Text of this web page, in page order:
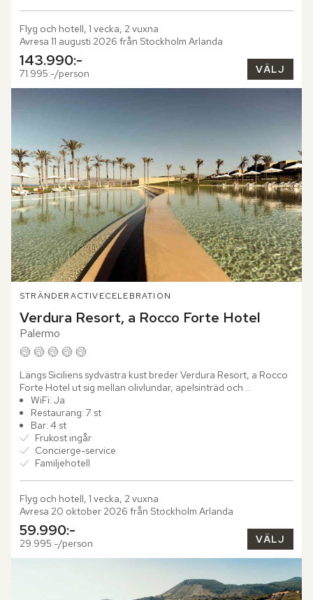
Flyg och hotell, 1 vecka, 2 vuxna
Avresa 11 augusti 2026 från Stockholm Arlanda
143.990:-
71.995:-/person VÄLJ
STRÄNDERACTIVECELEBRATION
Verdura Resort, a Rocco Forte Hotel
Palermo
Längs Siciliens sydvästra kust breder Verdura Resort, a Rocco
Forte Hotel ut sig mellan olivlundar, apelsinträd och
Medelhavets djupblå vatten. Redan vid ankomsten känns
platsens...
WiFi: Ja
Restaurang: 7 st
Bar: 4 st
Frukost ingår
Concierge-service
Familjehotell
Flyg och hotell, 1 vecka, 2 vuxna
Avresa 20 oktober 2026 från Stockholm Arlanda
59.990:-
29.995:-/person VÄLJ